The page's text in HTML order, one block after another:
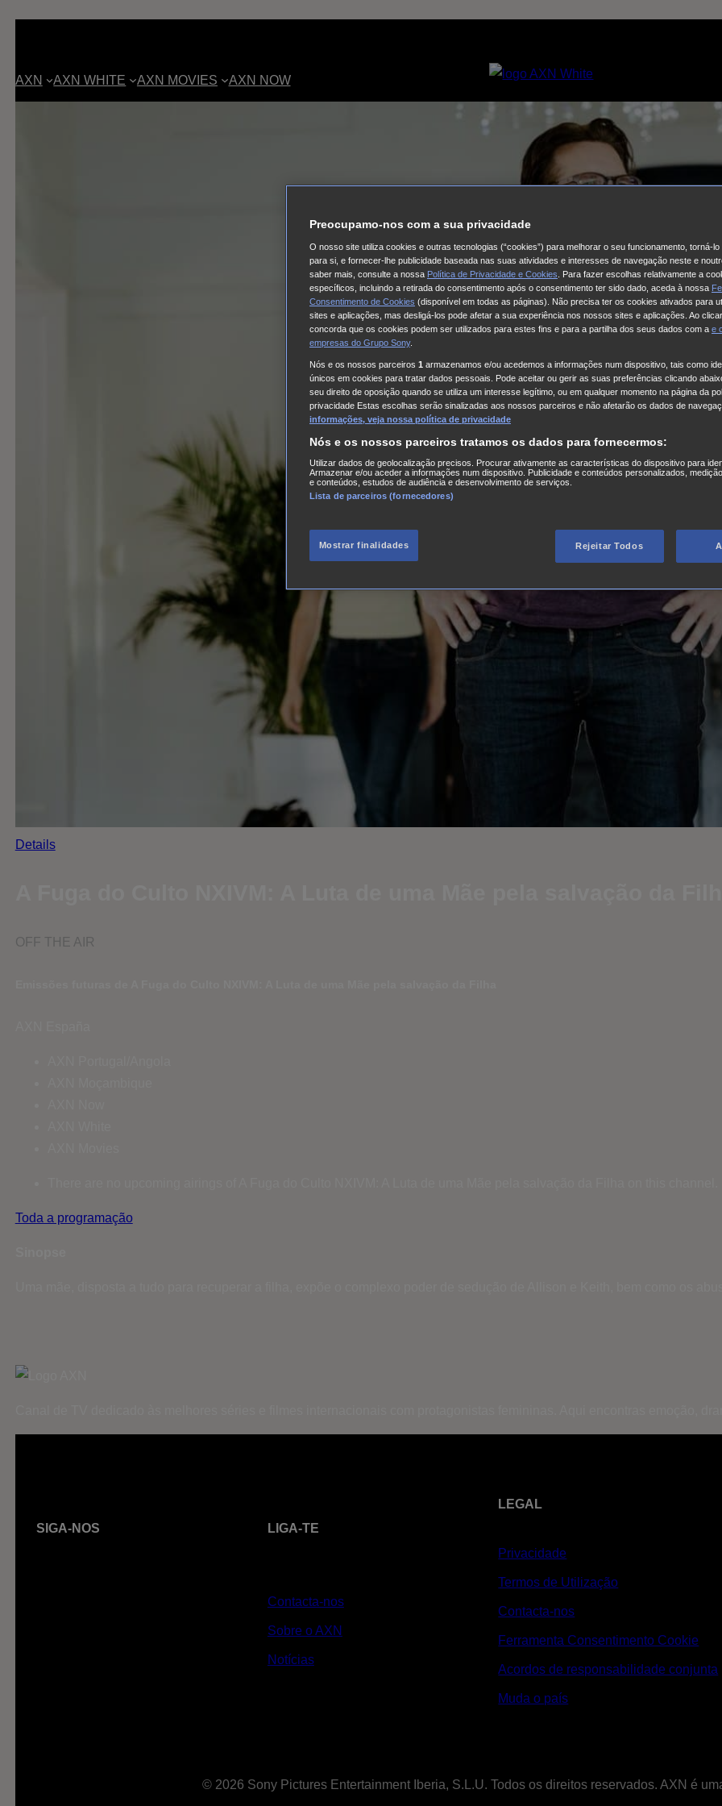
AXN AXN WHITE AXN MOVIES AXN NOW
Details
OFF THE AIR
Toda a programação
SIGA-NOS LIGA-TE
Contacta-nos
Sobre o AXN
Notícias
LEGAL
Privacidade
Termos de Utilização
Contacta-nos
Ferramenta Consentimento Cookie
Acordos de responsabilidade conjunta
Muda o país
© 2026 Sony Pictures Entertainment Iberia, S.L.U. Todos os direitos reservados. AXN é
Preocupamo-nos com a sua privacidade
O nosso site utiliza cookies e outras tecnologias (“cookies”) para melhorar o seu funcionamento, torná-
para si, e fornecer-lhe publicidade baseada nas suas atividades e interesses de navegação neste e
saber mais, consulte a nossa Política de Privacidade e Cookies . Para fazer escolhas relativamente a
específicos, incluindo a retirada do consentimento após o consentimento ter sido dado, aceda à nossa
Consentimento de Cookies (disponível em todas as páginas). Não precisa ter os cookies ativados para
sites e aplicações, mas desligá-los pode afetar a sua experiência nos nossos sites e aplicações. Ao
concorda que os cookies podem ser utilizados para estes fins e para a partilha dos seus dados com a e
empresas do Grupo Sony.
Nós e os nossos parceiros 1 armazenamos e/ou acedemos a informações num dispositivo, tais como
únicos em cookies para tratar dados pessoais. Pode aceitar ou gerir as suas preferências clicando
seu direito de oposição quando se utiliza um interesse legítimo, ou em qualquer momento na página da
privacidade Estas escolhas serão sinalizadas aos nossos parceiros e não afetarão os dados de
informações, veja nossa política de privacidade
Nós e os nossos parceiros tratamos os dados para fornecermos:
Utilizar dados de geolocalização precisos. Procurar ativamente as características do dispositivo para
Armazenar e/ou aceder a informações num dispositivo. Publicidade e conteúdos personalizados,
e conteúdos, estudos de audiência e desenvolvimento de serviços.
Lista de parceiros (fornecedores)
Mostrar finalidades Rejeitar Todos